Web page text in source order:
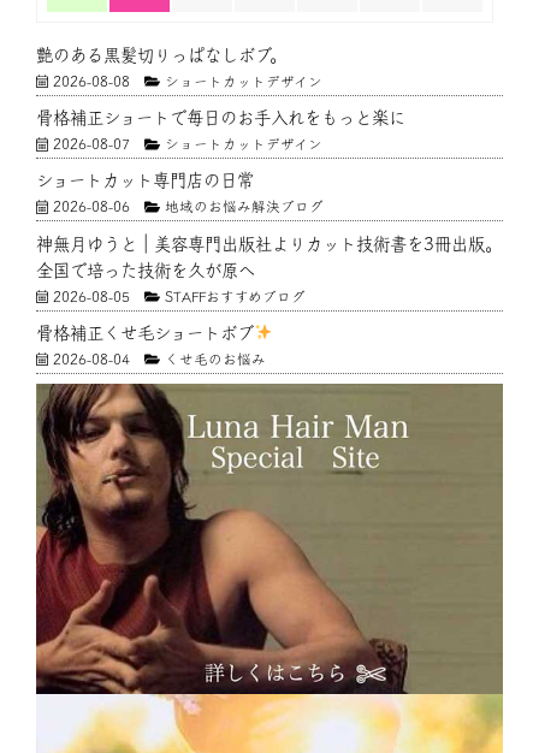
艶のある黒髪切りっぱなしボブ。
2026-08-08 ショートカットデザイン
骨格補正ショートで毎日のお手入れをもっと楽に
2026-08-07 ショートカットデザイン
ショートカット専門店の日常
2026-08-06 地域のお悩み解決ブログ
神無月ゆうと｜美容専門出版社よりカット技術書を3冊出版。
全国で培った技術を久が原へ
2026-08-05 STAFFおすすめブログ
骨格補正くせ毛ショートボブ
2026-08-04 くせ毛のお悩み